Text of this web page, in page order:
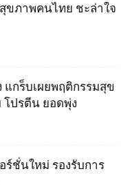
สุขภาพคนไทย ชะล่าใจ
แกร็บเผยพฤติกรรมสุข
โปรตีน ยอดพุ่ง
ร์ชั่นใหม่ รองรับการ